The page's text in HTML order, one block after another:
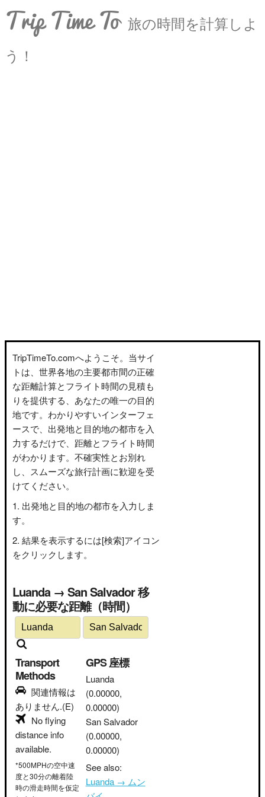
Trip Time To 旅の時間を計算しよ
う！
TripTimeTo.comへようこそ。当サイ
トは、世界各地の主要都市間の正確
な距離計算とフライト時間の見積も
りを提供する、あなたの唯一の目的
地です。わかりやすいインターフェ
ースで、出発地と目的地の都市を入
力するだけで、距離とフライト時間
がわかります。不確実性とお別れ
し、スムーズな旅行計画に歓迎を受
けてください。
出発地と目的地の都市を入力しま
す。
結果を表示するには[検索]アイコン
をクリックします。
Luanda → San Salvador 移
動に必要な距離（時間）
Transport
Methods
関連情報は
ありません.(E)
No flying
distance info
available.
*500MPHの空中速
度と30分の離着陸
時の滑走時間を仮定
GPS 座標
Luanda
(0.00000,
0.00000)
San Salvador
(0.00000,
0.00000)
See also:
Luanda → ムン